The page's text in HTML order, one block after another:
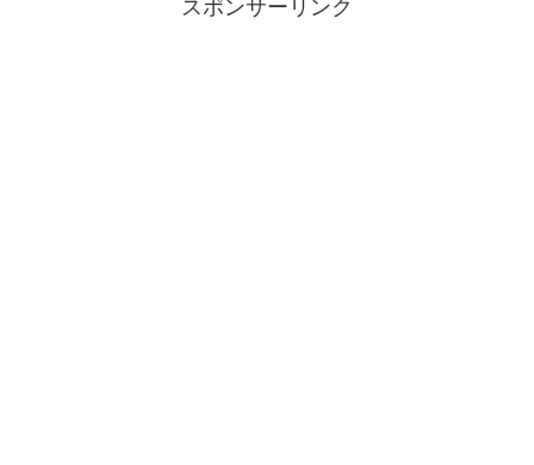
スポンサーリンク